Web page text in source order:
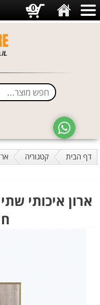
דף הבית קטגוריה
ארון איכותי
0